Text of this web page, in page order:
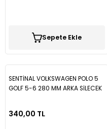
Sepete Ekle
SENTİNAL VOLKSWAGEN POLO 5
GOLF 5-6 280 MM ARKA SİLECEK
340,00 TL